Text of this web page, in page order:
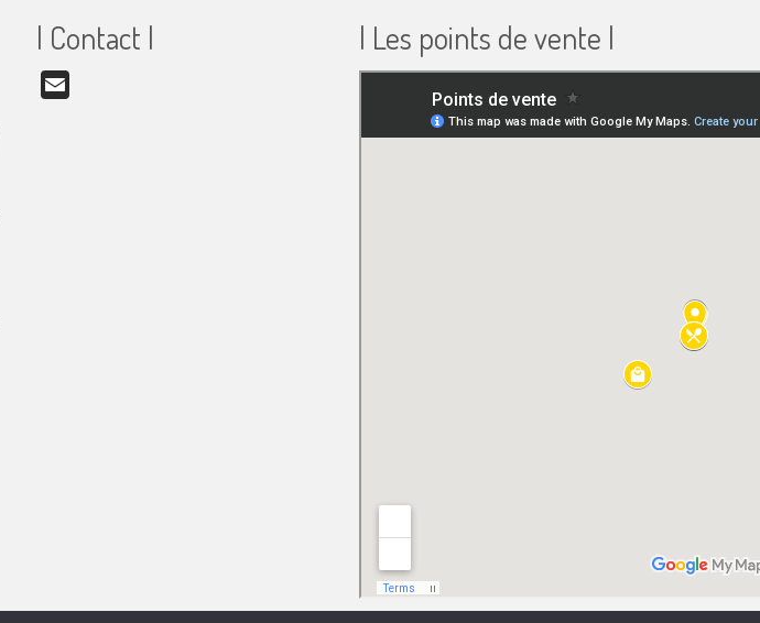
| Contact | | Les points de vente |